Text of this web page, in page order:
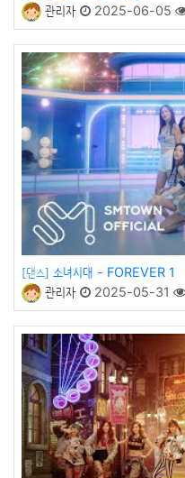
관리자
2025-06-05
[댄스] 소녀시대 - FOREVER 1
관리자
2025-05-31